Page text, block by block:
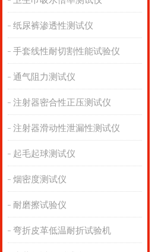
纸尿裤渗透性测试仪
手套线性耐切割性能试验仪
通气阻力测试仪
注射器密合性正压测试仪
注射器滑动性泄漏性测试仪
起毛起球测试仪
烟密度测试仪
耐磨擦试验仪
弯折皮革低温耐折试验机